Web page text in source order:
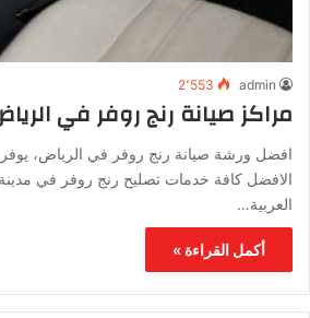
admin 2٬553
مراكز صيانة رنج روفر في
افضل ورشة صيانة رنج روفر في الرياض،
الافضل كافة خدمات تصليح رنج روفر في مدينة
العربية…
أكمل القراءة »